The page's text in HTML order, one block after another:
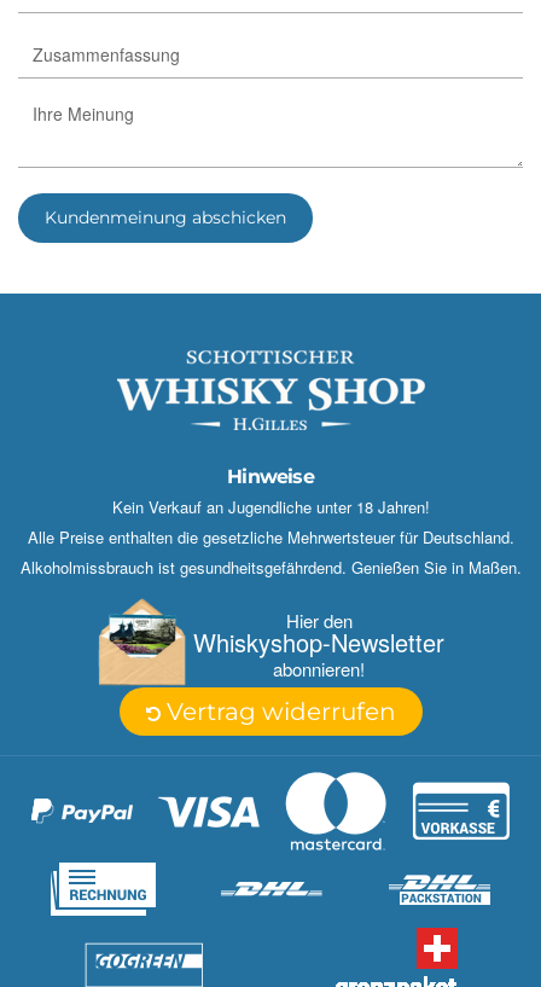
Kundenmeinung abschicken
Hinweise
Kein Verkauf an Jugendliche unter 18 Jahren!
Alle Preise enthalten die gesetzliche Mehrwertsteuer für Deutschland.
Alkoholmissbrauch ist gesundheitsgefährdend. Genießen Sie in Maßen.
Hier den
Whisky­shop-Newsletter
abonnieren!
Vertrag widerrufen